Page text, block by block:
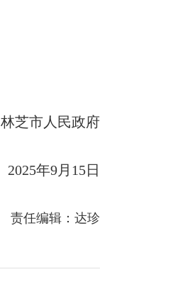
林芝市人民政府
2025年9月15日
责任编辑：达珍